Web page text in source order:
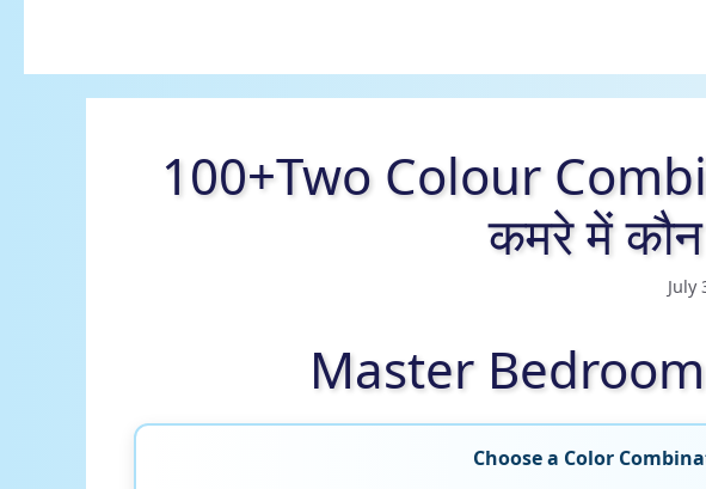
100+Two Colour
कमरे में
July
Master
Choose a Color